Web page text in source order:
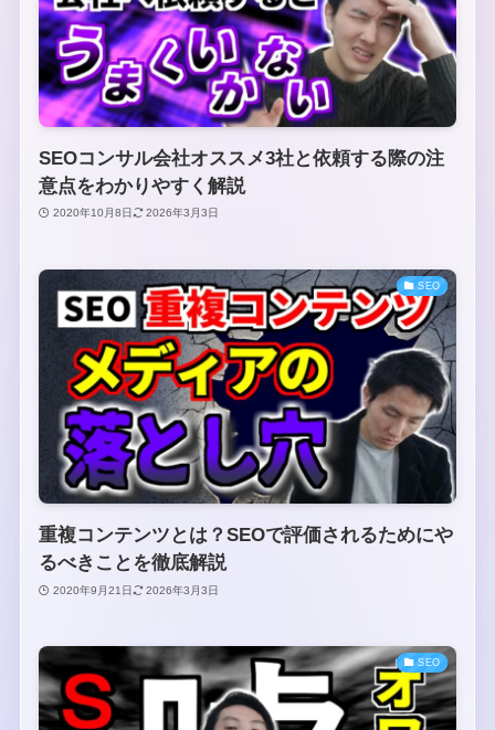
SEOコンサル会社オススメ3社と依頼する際の注
意点をわかりやすく解説
2020年10月8日 2026年3月3日
SEO
重複コンテンツとは？SEOで評価されるためにや
るべきことを徹底解説
2020年9月21日 2026年3月3日
SEO